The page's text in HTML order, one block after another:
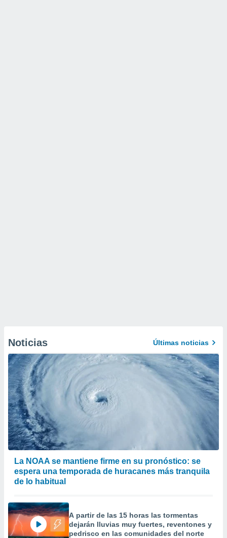
Noticias Últimas noticias
La NOAA se mantiene firme en su pronóstico: se
espera una temporada de huracanes más tranquila
de lo habitual
A partir de las 15 horas las tormentas
dejarán lluvias muy fuertes, reventones y
pedrisco en las comunidades del norte